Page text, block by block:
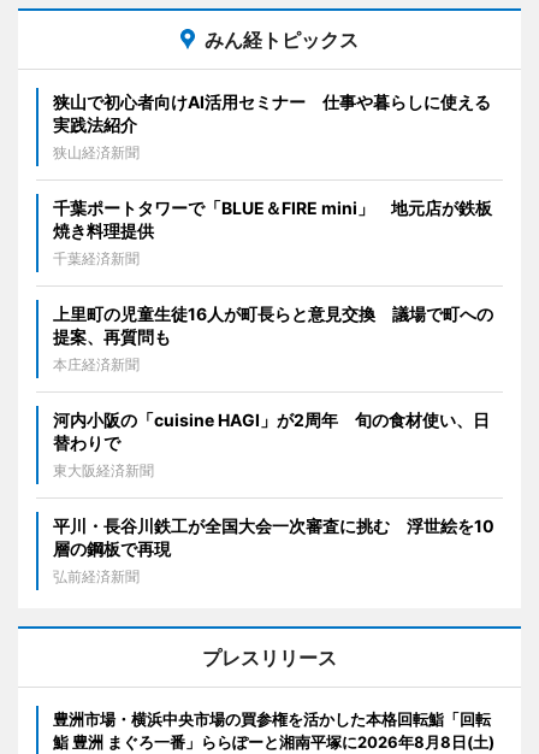
みん経トピックス
狭山で初心者向けAI活用セミナー 仕事や暮らしに使える
実践法紹介
狭山経済新聞
千葉ポートタワーで「BLUE＆FIRE mini」 地元店が鉄板
焼き料理提供
千葉経済新聞
上里町の児童生徒16人が町長らと意見交換 議場で町への
提案、再質問も
本庄経済新聞
河内小阪の「cuisine HAGI」が2周年 旬の食材使い、日
替わりで
東大阪経済新聞
平川・長谷川鉄工が全国大会一次審査に挑む 浮世絵を10
層の鋼板で再現
弘前経済新聞
プレスリリース
豊洲市場・横浜中央市場の買参権を活かした本格回転鮨「回転
鮨 豊洲 まぐろ一番」ららぽーと湘南平塚に2026年8月8日(土)